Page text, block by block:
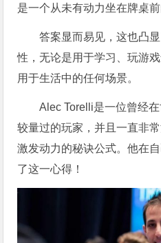
是一个从未有动力坐在牌桌
答案显而易见，这也凸
性，无论是用于学习、玩游
用于生活中的任何场景。
Alec Torelli是一位曾经
较量过的玩家，并且一直非
激发动力的秘诀公式。他在
了这一心得！